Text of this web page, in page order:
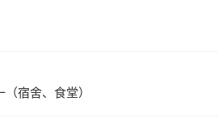
宿舍、食堂）